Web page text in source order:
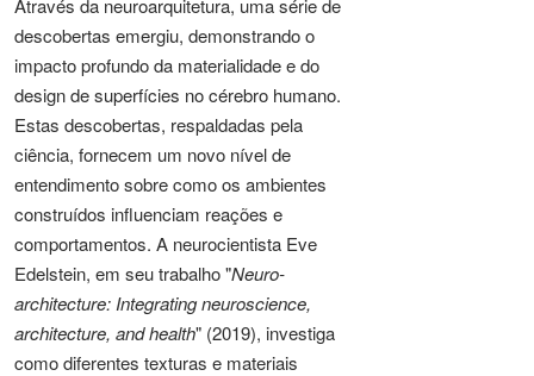
Através da neuroarquitetura, uma série de
descobertas emergiu, demonstrando o
impacto profundo da materialidade e do
design de superfícies no cérebro humano.
Estas descobertas, respaldadas pela
ciência, fornecem um novo nível de
entendimento sobre como os ambientes
construídos influenciam reações e
comportamentos. A neurocientista Eve
Edelstein, em seu trabalho "Neuro-
architecture: Integrating neuroscience,
architecture, and health" (2019), investiga
como diferentes texturas e materiais